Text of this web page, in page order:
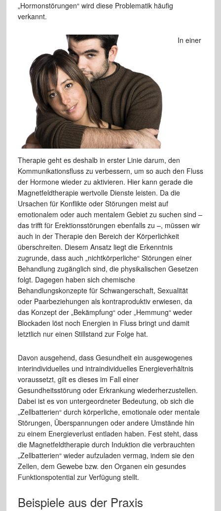
„Hormonstörungen“ wird diese Problematik häufig
verkannt.
In einer
Therapie geht es deshalb in erster Linie darum, den
Kommunikationsfluss zu verbessern, um so auch den Fluss
der Hormone wieder zu aktivieren. Hier kann gerade die
Magnetfeldtherapie wertvolle Dienste leisten. Da die
Ursachen für Konflikte oder Störungen meist auf
emotionalem oder auch mentalem Gebiet zu suchen sind –
das trifft für Erektionsstörungen ebenfalls zu –, müssen wir
auch in der Therapie den Bereich der Körperlichkeit
überschreiten. Diesem Ansatz liegt die Erkenntnis
zugrunde, dass auch „nichtkörperliche“ Störungen einer
Behandlung zugänglich sind, die physikalischen Gesetzen
folgt. Dagegen haben sich chemische
Behandlungskonzepte für Schwangerschaft, Sexualität
oder Paarbeziehungen als kontraproduktiv erwiesen, da
das Konzept der „Bekämpfung“ oder „Hemmung“ weder
Blockaden löst noch Energien in Fluss bringt und damit
letztlich nur einen Stillstand zur Folge hat.
Davon ausgehend, dass Gesundheit ein ausgewogenes
interindividuelles und intraindividuelles Energieverhältnis
voraussetzt, gilt es dieses im Fall einer
Gesundheitsstörung oder Erkrankung wiederherzustellen.
Dabei ist es von untergeordneter Bedeutung, ob sich die
„Zellbatterien“ durch körperliche, emotionale oder mentale
Störungen, Überspannungen oder andere Umstände hin
zu einem Energieverlust entladen haben. Fest steht, dass
die Magnetfeldtherapie durch Induktion die verbrauchten
„Zellbatterien“ wieder aufzuladen vermag, indem sie den
Zellen, dem Gewebe bzw. den Organen ein gesundes
Funktionspotential zur Verfügung stellt.
Beispiele aus der Praxis